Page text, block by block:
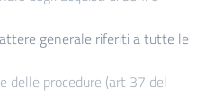
generale riferiti a tutte le
delle procedure (art 37 del